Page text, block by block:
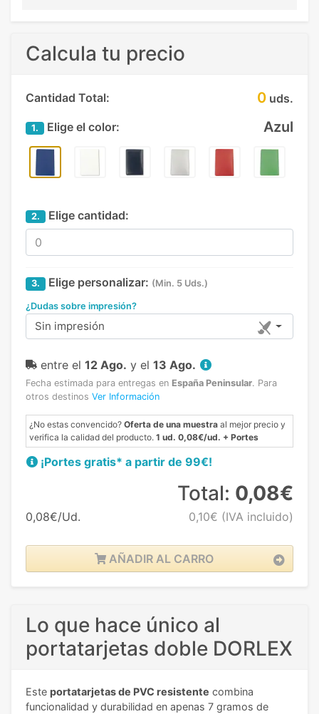
Calcula tu precio
Cantidad Total: 0 uds.
1. Elige el color: Azul
2. Elige cantidad:
3. Elige personalizar: (Min. 5 Uds.)
¿Dudas sobre impresión?
Sin impresión
entre el 12 Ago. y el 13 Ago.
Fecha estimada para entregas en España Peninsular. Para
otros destinos Ver Información
¿No estas convencido? Oferta de una muestra al mejor precio y
verifica la calidad del producto. 1 ud. 0,08€/ud. + Portes
¡Portes gratis* a partir de 99€!
0,08€/Ud.
Total: 0,08€
0,10€ (IVA incluido)
AÑADIR AL CARRO
Lo que hace único al
portatarjetas doble DORLEX
Este portatarjetas de PVC resistente combina
funcionalidad y durabilidad en apenas 7 gramos de